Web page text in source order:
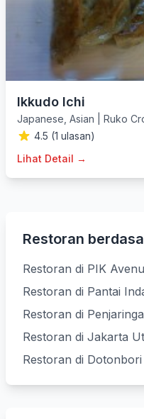
Ikkudo Ichi
Japanese Asian
Ruko
4.5 (1 ulasan)
Lihat Detail →
Restoran
Restoran di PIK
Restoran di Pantai
Restoran di
Restoran di Jakarta
Restoran di